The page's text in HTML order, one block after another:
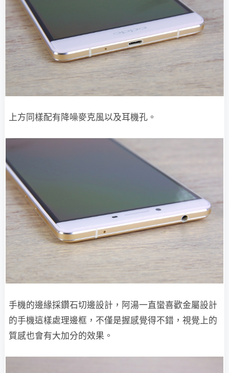
上方同樣配有降噪麥克風以及耳機孔。
手機的邊緣採鑽石切邊設計，阿湯一直蠻喜歡金屬設計
的手機這樣處理邊框，不僅是握感覺得不錯，視覺上的
質感也會有大加分的效果。